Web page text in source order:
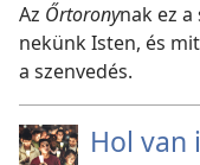
Az Őrtoronynak ez
nekünk Isten, és
a szenvedés.
Hol van